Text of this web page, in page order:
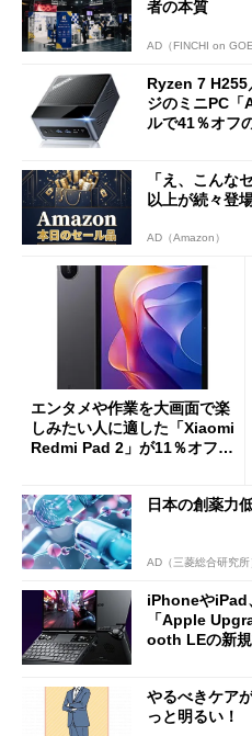
者の本質
AD（FINCHI on
Ryzen 7 H255
ジのミニPC「
ルで41％オフ
「え、こんな
以上が続々登
AD（Amazon）
エンタメや作業を大画面で楽
しみたい人に適した「Xiaomi
Redmi Pad 2」が11％オフの
日本の創薬力
AD（三菱総合研究所
iPhoneやiPad
「Apple
ooth LEの新
やるべきケア
っと明るい！